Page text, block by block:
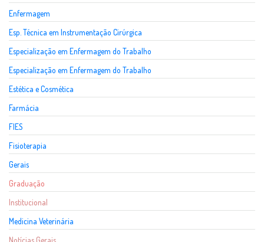
Enfermagem
Esp. Técnica em Instrumentação Cirúrgica
Especialização em Enfermagem do Trabalho
Especialização em Enfermagem do Trabalho
Estética e Cosmética
Farmácia
FIES
Fisioterapia
Gerais
Graduação
Institucional
Medicina Veterinária
Notícias Gerais